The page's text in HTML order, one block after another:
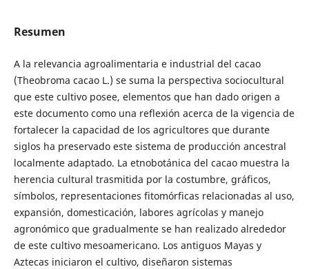
Resumen
A la relevancia agroalimentaria e industrial del cacao
(Theobroma cacao L.) se suma la perspectiva sociocultural
que este cultivo posee, elementos que han dado origen a
este documento como una reflexión acerca de la vigencia de
fortalecer la capacidad de los agricultores que durante
siglos ha preservado este sistema de producción ancestral
localmente adaptado. La etnobotánica del cacao muestra la
herencia cultural trasmitida por la costumbre, gráficos,
símbolos, representaciones fitomórficas relacionadas al uso,
expansión, domesticación, labores agrícolas y manejo
agronómico que gradualmente se han realizado alrededor
de este cultivo mesoamericano. Los antiguos Mayas y
Aztecas iniciaron el cultivo, diseñaron sistemas